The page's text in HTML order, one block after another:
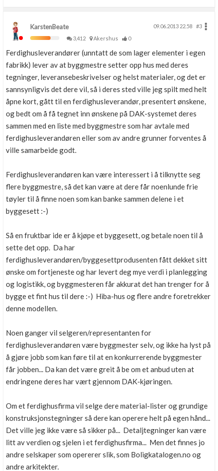
KarstenBeate 09.06.2013 22.58
#3
3,412
Akershus 0
Ferdighusleverandører (unntatt de som lager elementer i egen
fabrikk) lever av at byggmestre setter opp hus med deres
tegninger, leveransebeskrivelser og helst materialer, og det er
sannsynligvis det dere vil, så i deres sted ville jeg spilt med helt
åpne kort, gått til en ferdighusleverandør, presentert ønskene,
og bedt om å få tegnet inn ønskene på DAK-systemet deres
sammen med en liste med byggmestre som har avtale med
ferdighusleverandøren eller som av andre grunner forventes å
ville samarbeide godt.
Ferdighusleverandøren kan være interessert i å tilknytte seg
flere byggmestre, så det kan være at dere får noenlunde frie
tøyler til å finne noen som kan banke sammen delene i et
byggesett :-)
Så en fruktbar ide er å kjøpe et byggesett, og betale noen til å
sette det opp. Da har
ferdighusleverandøren/byggesettprodusenten fått dekket sitt
ønske om fortjeneste og har levert deg mye verdi i planlegging
og logistikk, og byggmesteren får akkurat det han trenger for å
bygge et fint hus til dere :-) Hiba-hus og flere andre foretrekker
denne modellen.
Noen ganger vil selgeren/representanten for
ferdighusleverandøren være byggmester selv, og ikke ha lyst på
å gjøre jobb som kan føre til at en konkurrerende byggmester
får jobben... Da kan det være greit å be om et anbud uten at
endringene deres har vært gjennom DAK-kjøringen.
Om et ferdighusfirma vil selge dere material-lister og grundige
konstruksjonstegninger så dere kan operere helt på egen hånd...
Det ville jeg ikke være så sikker på... Detaljtegninger kan være
litt av verdien og sjelen i et ferdighusfirma... Men det finnes jo
andre selskaper som opererer slik, som Boligkatalogen.no og
andre arkitekter.